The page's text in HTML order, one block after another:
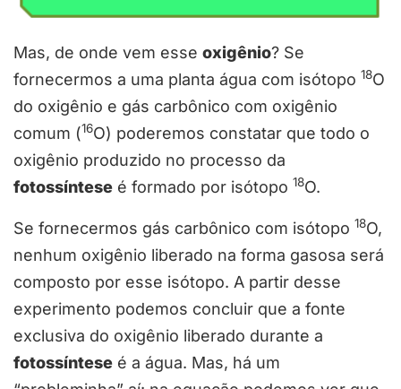
Mas, de onde vem esse oxigênio? Se
fornecermos a uma planta água com isótopo 18O
do oxigênio e gás carbônico com oxigênio
comum (16O) poderemos constatar que todo o
oxigênio produzido no processo da
fotossíntese é formado por isótopo 18O.
Se fornecermos gás carbônico com isótopo 18O,
nenhum oxigênio liberado na forma gasosa será
composto por esse isótopo. A partir desse
experimento podemos concluir que a fonte
exclusiva do oxigênio liberado durante a
fotossíntese é a água. Mas, há um